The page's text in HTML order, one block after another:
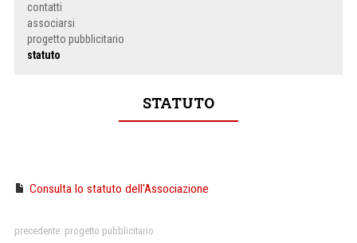
contatti
associarsi
progetto pubblicitario
statuto
STATUTO
Consulta lo statuto dell'Associazione
precedente: progetto pubblicitario